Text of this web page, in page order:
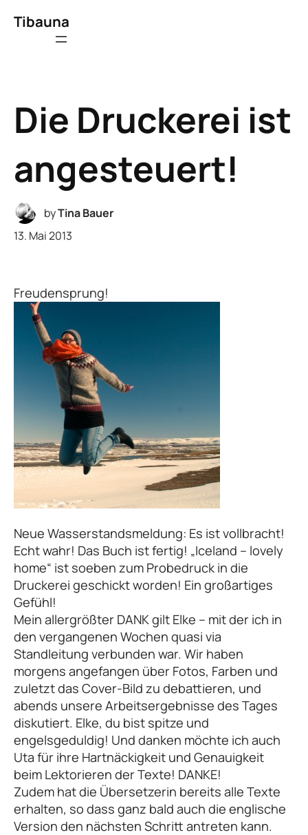
Tibauna
Die Druckerei ist
angesteuert!
byTina Bauer
13. Mai 2013
Freudensprung!
Neue Wasserstandsmeldung: Es ist vollbracht!
Echt wahr! Das Buch ist fertig! „Iceland – lovely
home“ ist soeben zum Probedruck in die
Druckerei geschickt worden! Ein großartiges
Gefühl!
Mein allergrößter DANK gilt Elke – mit der ich in
den vergangenen Wochen quasi via
Standleitung verbunden war. Wir haben
morgens angefangen über Fotos, Farben und
zuletzt das Cover-Bild zu debattieren, und
abends unsere Arbeitsergebnisse des Tages
diskutiert. Elke, du bist spitze und
engelsgeduldig! Und danken möchte ich auch
Uta für ihre Hartnäckigkeit und Genauigkeit
beim Lektorieren der Texte! DANKE!
Zudem hat die Übersetzerin bereits alle Texte
erhalten, so dass ganz bald auch die englische
Version den nächsten Schritt antreten kann.